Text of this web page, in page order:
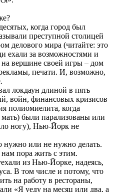
когда город был
преступной столицей
делового мира (читайте: это
ехали за возможностями и
вершине своей игры – дом
печати. И, возможно,
локдаун длиной в пять
войн, финансовых кризисов
полиомиелита, когда
были парализованы или
ногу), Нью-Йорк не
нужно или не нужно делать.
нам пора жить с этим.
из Нью-Йорке, надеясь,
В том числе и потому, что
на работу в рестораны,
«Я уеду на месяц или два, а